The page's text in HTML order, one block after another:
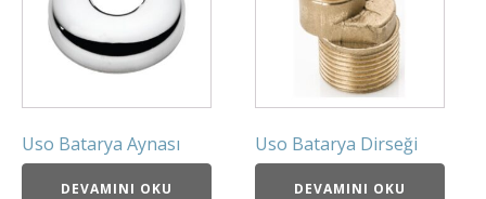
Uso Batarya Aynası
DEVAMINI OKU
Uso Batarya Dirseği
DEVAMINI OKU